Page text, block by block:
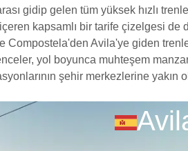
gidip gelen tüm yüksek hızlı
kapsamlı bir tarife çizelgesi
Compostela'den Avila'ye giden
yol boyunca muhteşem
şehir merkezlerine yakın